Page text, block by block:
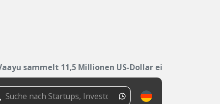
sammelt 11,5 Millionen US-Dollar ein